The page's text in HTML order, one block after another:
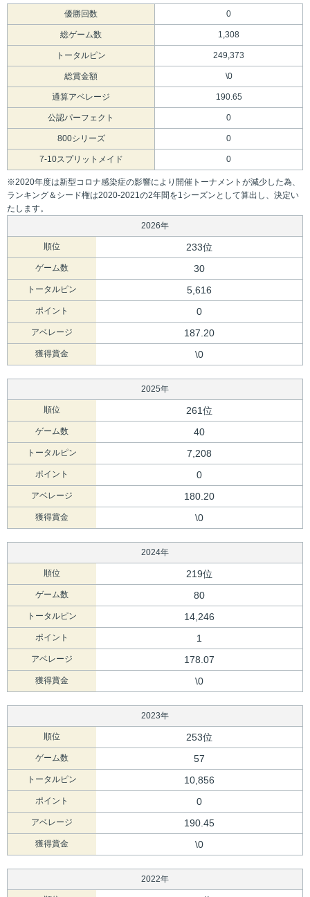
優勝回数 0
総ゲーム数 1,308
トータルピン 249,373
総賞金額 \0
通算アベレージ 190.65
公認パーフェクト 0
800シリーズ 0
7-10スプリットメイド 0
※2020年度は新型コロナ感染症の影響により開催トーナメントが減少した為、
ランキング＆シード権は2020-2021の2年間を1シーズンとして算出し、決定い
たします。
2026年
順位 233位
ゲーム数 30
トータルピン 5,616
ポイント 0
アベレージ 187.20
獲得賞金 \0
2025年
順位 261位
ゲーム数 40
トータルピン 7,208
ポイント 0
アベレージ 180.20
獲得賞金 \0
2024年
順位 219位
ゲーム数 80
トータルピン 14,246
ポイント 1
アベレージ 178.07
獲得賞金 \0
2023年
順位 253位
ゲーム数 57
トータルピン 10,856
ポイント 0
アベレージ 190.45
獲得賞金 \0
2022年